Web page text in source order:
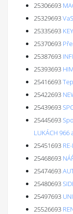
25306693
25329693
25335693
25370693
25387693
25393693
25416693
25422693
25439693
25445693
LUKÁCH 966
25451693
25468693
25474693
25480693
25497693
25526693